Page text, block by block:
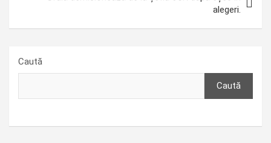
alegeri.
Caută
Caută